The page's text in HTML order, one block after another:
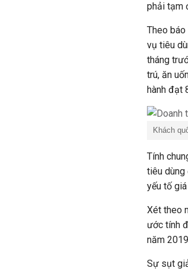
phải tạm
Theo báo
vụ tiêu
tháng
trú, ăn
hành đạt
Khách
Tính
tiêu dùng
yếu tố
Xét theo
ước tính
năm
Sự sụt